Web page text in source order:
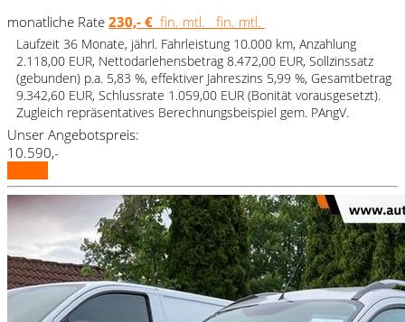
monatliche Rate 230,- € fin. mtl. fin. mtl.
Laufzeit 36 Monate, jährl. Fahrleistung 10.000 km, Anzahlung
2.118,00 EUR, Nettodarlehensbetrag 8.472,00 EUR, Sollzinssatz
(gebunden) p.a. 5,83 %, effektiver Jahreszins 5,99 %, Gesamtbetrag
9.342,60 EUR, Schlussrate 1.059,00 EUR (Bonität vorausgesetzt).
Zugleich repräsentatives Berechnungsbeispiel gem. PAngV.
Unser Angebotspreis:
10.590,-